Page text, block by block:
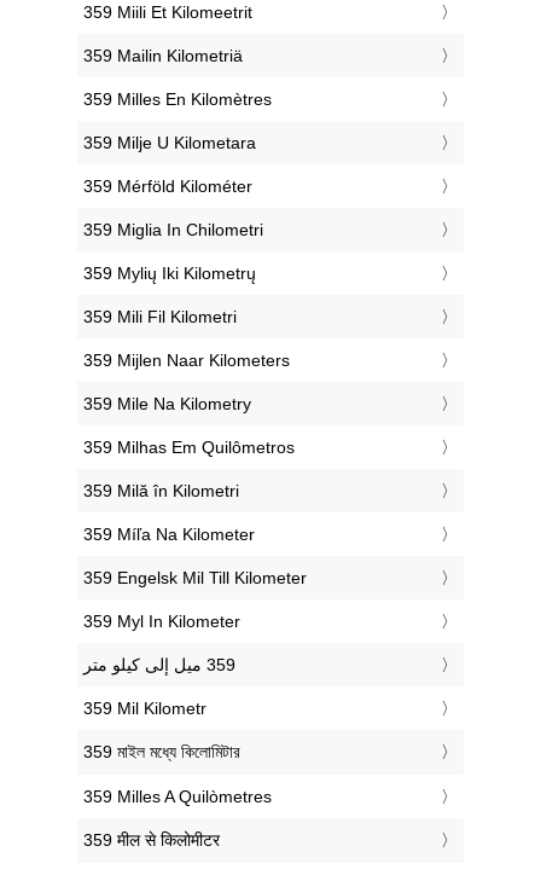
‎359 Miili Et Kilomeetrit
‎359 Mailin Kilometriä
‎359 Milles En Kilomètres
‎359 Milje U Kilometara
‎359 Mérföld Kilométer
‎359 Miglia In Chilometri
‎359 Mylių Iki Kilometrų
‎359 Mili Fil Kilometri
‎359 Mijlen Naar Kilometers
‎359 Mile Na Kilometry
‎359 Milhas Em Quilômetros
‎359 Milă în Kilometri
‎359 Míľa Na Kilometer
‎359 Engelsk Mil Till Kilometer
‎359 Myl In Kilometer
‎359 Mil Kilometr
‎359 মাইল মধ্যে কিলোমিটার
‎359 Milles A Quilòmetres
‎359 मील से किलोमीटर